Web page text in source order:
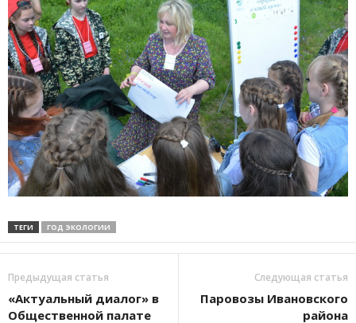
ТЕГИ ГОД ЭКОЛОГИИ
Предыдущая статья
«Актуальный диалог» в
Общественной палате
Следующая статья
Паровозы Ивановского
района